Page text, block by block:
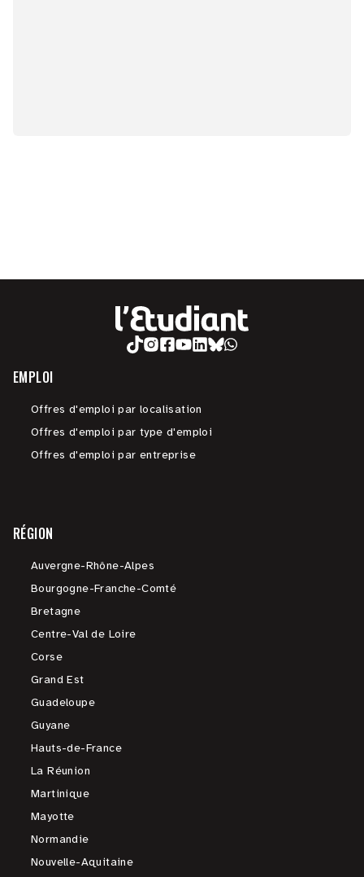
EMPLOI
Offres d'emploi par localisation
Offres d'emploi par type d'emploi
Offres d'emploi par entreprise
RÉGION
Auvergne-Rhône-Alpes
Bourgogne-Franche-Comté
Bretagne
Centre-Val de Loire
Corse
Grand Est
Guadeloupe
Guyane
Hauts-de-France
La Réunion
Martinique
Mayotte
Normandie
Nouvelle-Aquitaine